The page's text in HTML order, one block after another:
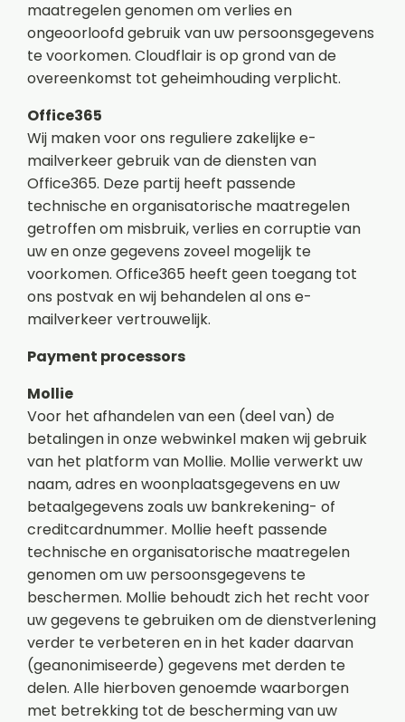
maatregelen genomen om verlies en
ongeoorloofd gebruik van uw persoonsgegevens
te voorkomen. Cloudflairis op grond van de
overeenkomst tot geheimhouding verplicht.
Office365
Wij maken voor ons reguliere zakelijke e-
mailverkeer gebruik van de diensten van
Office365. Deze partij heeft passende
technische en organisatorische maatregelen
getroffen om misbruik, verlies en corruptie van
uw en onze gegevens zoveel mogelijk te
voorkomen. Office365 heeft geen toegang tot
ons postvak en wij behandelen al ons e-
mailverkeer vertrouwelijk.
Payment processors
Mollie
Voor het afhandelen van een (deel van) de
betalingen in onze webwinkel maken wij gebruik
van het platform van Mollie. Mollie verwerkt uw
naam, adres en woonplaatsgegevens en uw
betaalgegevens zoals uw bankrekening- of
creditcardnummer. Mollie heeft passende
technische en organisatorische maatregelen
genomen om uw persoonsgegevens te
beschermen. Mollie behoudt zich het recht voor
uw gegevens te gebruiken om de dienstverlening
verder te verbeteren en in het kader daarvan
(geanonimiseerde) gegevens met derden te
delen. Alle hierboven genoemde waarborgen
met betrekking tot de bescherming van uw